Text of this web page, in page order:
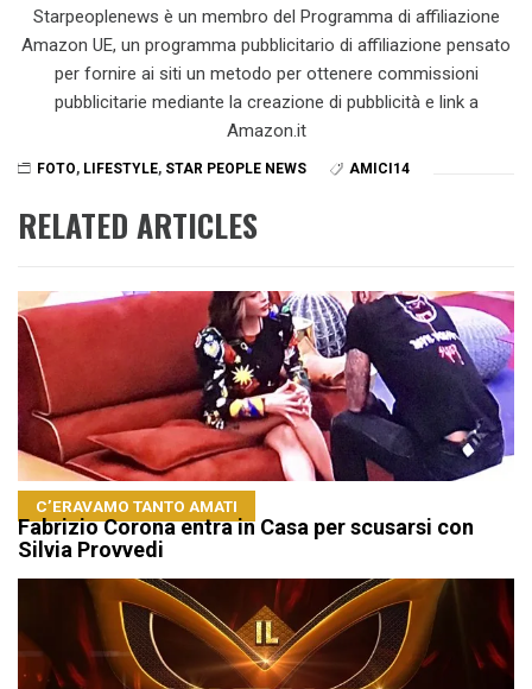
Starpeoplenews è un membro del Programma di affiliazione
Amazon UE, un programma pubblicitario di affiliazione pensato
per fornire ai siti un metodo per ottenere commissioni
pubblicitarie mediante la creazione di pubblicità e link a
Amazon.it
FOTO, LIFESTYLE, STAR PEOPLE NEWS AMICI14
RELATED ARTICLES
C’ERAVAMO TANTO AMATI
Fabrizio Corona entra in Casa per scusarsi con
Silvia Provvedi